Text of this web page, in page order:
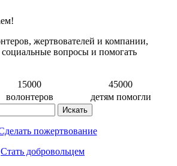
жертвователей и компании,
вопросы и помогать
15000
45000
волонтеров
детям помогли
Стать добровольцем